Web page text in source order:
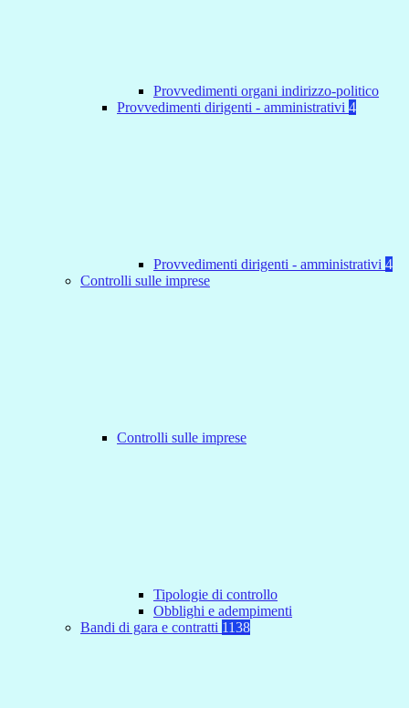
Provvedimenti organi indirizzo-politico
Provvedimenti dirigenti - amministrativi 4
Provvedimenti dirigenti - amministrativi 4
Controlli sulle imprese
Controlli sulle imprese
Tipologie di controllo
Obblighi e adempimenti
Bandi di gara e contratti 1138